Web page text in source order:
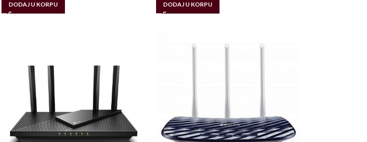
DODAJ U KORPU DODAJ U KORPU